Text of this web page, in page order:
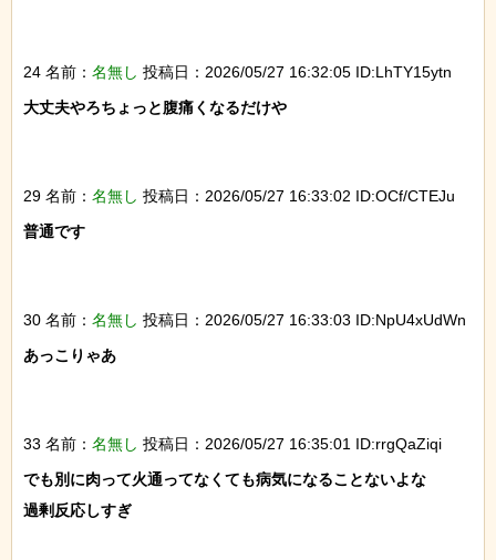
24 名前： 名無し 投稿日：2026/05/27 16:32:05 ID:LhTY15ytn
大丈夫やろちょっと腹痛くなるだけや
29 名前： 名無し 投稿日：2026/05/27 16:33:02 ID:OCf/CTEJu
普通です
30 名前： 名無し 投稿日：2026/05/27 16:33:03 ID:NpU4xUdWn
あっこりゃあ
33 名前： 名無し 投稿日：2026/05/27 16:35:01 ID:rrgQaZiqi
でも別に肉って火通ってなくても病気になることないよな
過剰反応しすぎ